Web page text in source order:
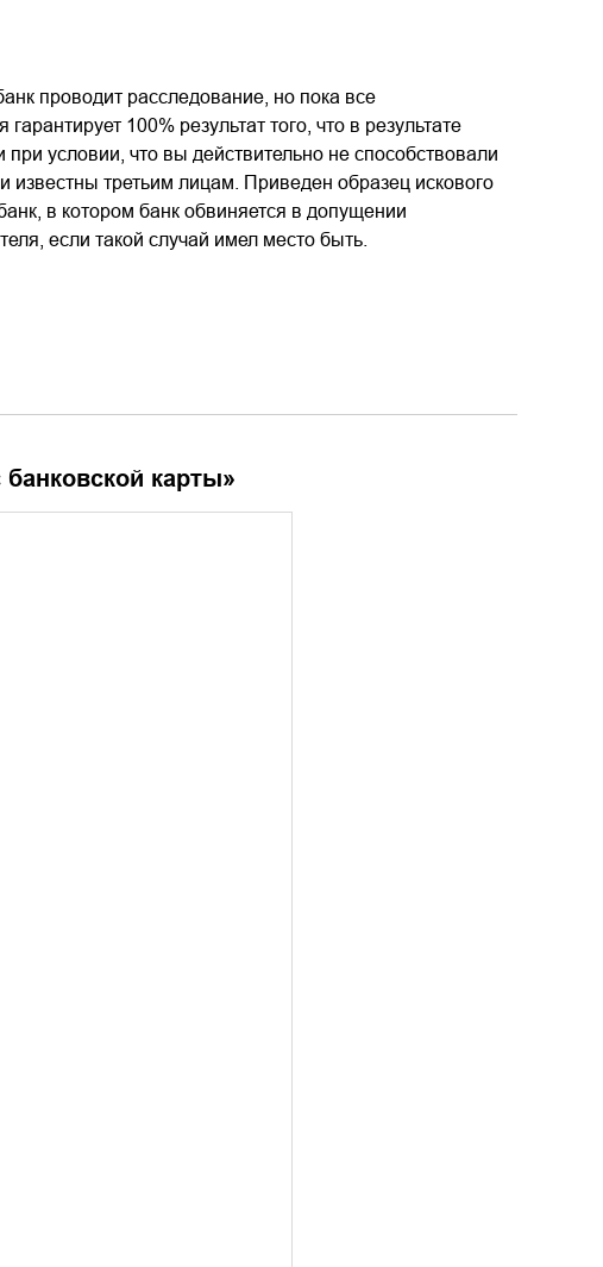
проводит расследование, но пока все
100% результат того, что в результате
условии, что вы действительно не способствовали
третьим лицам. Приведен образец искового
в котором банк обвиняется в допущении
если такой случай имел место быть.
карты»